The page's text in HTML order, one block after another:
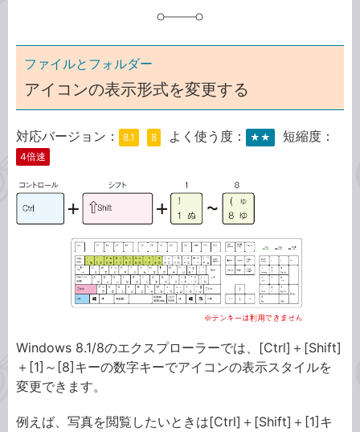
ファイルとフォルダー
アイコンの表示形式を変更する
対応バージョン： 8.1 8 よく使う度： ★★ 短縮度：
4倍速
Windows 8.1/8のエクスプローラーでは、[Ctrl]＋[Shift]
＋[1]～[8]キーの数字キーでアイコンの表示スタイルを
変更できます。
例えば、写真を閲覧したいときは[Ctrl]＋[Shift]＋[1]キ